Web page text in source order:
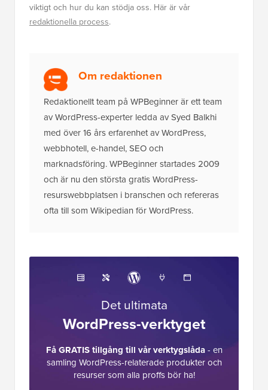
viktigt och hur du kan stödja oss. Här är vår
redaktionella process.
Om redaktionen
Redaktionellt team på WPBeginner är ett team
av WordPress-experter ledda av Syed Balkhi
med över 16 års erfarenhet av WordPress,
webbhotell, e-handel, SEO och
marknadsföring. WPBeginner startades 2009
och är nu den största gratis WordPress-
resurswebbplatsen i branschen och refereras
ofta till som Wikipedian för WordPress.
Det ultimata
WordPress-verktyget
Få GRATIS tillgång till vår verktygslåda- en
samling WordPress-relaterade produkter och
resurser som alla proffs bör ha!